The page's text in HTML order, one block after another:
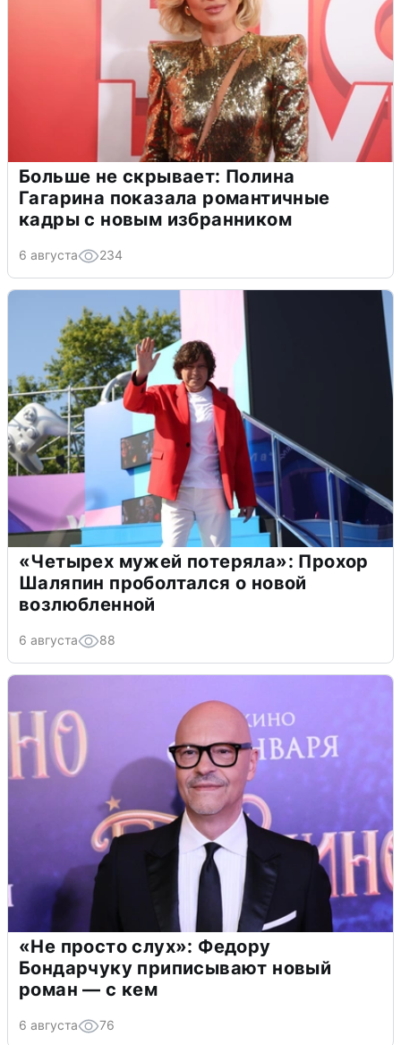
Больше не скрывает: Полина
Гагарина показала романтичные
кадры с новым избранником
6 августа 234
«Четырех мужей потеряла»: Прохор
Шаляпин проболтался о новой
возлюбленной
6 августа 88
«Не просто слух»: Федору
Бондарчуку приписывают новый
роман — с кем
6 августа 76